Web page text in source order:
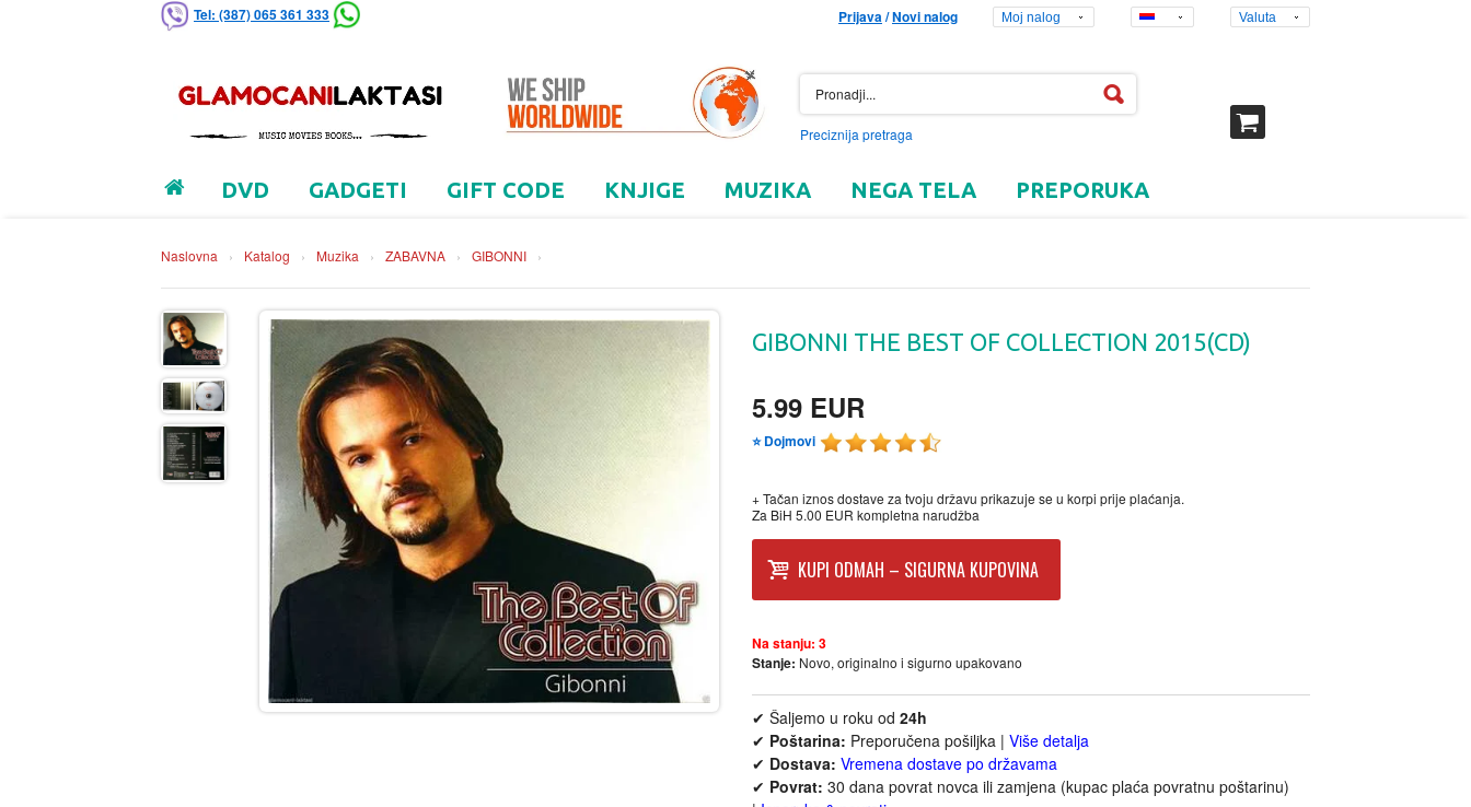
Tel: (387) 065 361 333 Prijava/Novi nalog Moj nalog Valuta
Preciznija pretraga
DVD GADGETI GIFT CODE KNJIGE MUZIKA NEGA TELA PREPORUKA
Naslovna › Katalog › Muzika › ZABAVNA › GIBONNI ›
GIBONNI THE BEST OF COLLECTION 2015(CD)
5.99 EUR
⭐ Dojmovi
+ Tačan iznos dostave za tvoju državu prikazuje se u korpi prije plaćanja.
Za BiH 5.00 EUR kompletna narudžba
KUPI ODMAH – SIGURNA KUPOVINA
Na stanju: 3
Stanje: Novo, originalno i sigurno upakovano
✔ Šaljemo u roku od 24h
✔ Poštarina: Preporučena pošiljka | Više detalja
✔ Dostava: Vremena dostave po državama
✔ Povrat: 30 dana povrat novca ili zamjena (kupac plaća povratnu poštarinu)